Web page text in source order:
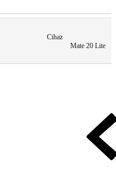
Cihaz
Mate 20 Lite